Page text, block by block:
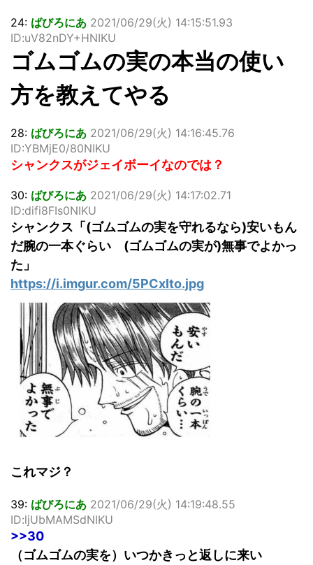
24: ばびろにあ 2021/06/29(火) 14:15:51.93
ID:uV82nDY+HNIKU
ゴムゴムの実の本当の使い
方を教えてやる
28: ばびろにあ 2021/06/29(火) 14:16:45.76
ID:YBMjE0/80NIKU
シャンクスがジェイボーイなのでは？
30: ばびろにあ 2021/06/29(火) 14:17:02.71
ID:difi8FIs0NIKU
シャンクス「(ゴムゴムの実を守れるなら)安いもん
だ腕の一本ぐらい (ゴムゴムの実が)無事でよかっ
た」
https://i.imgur.com/5PCxIto.jpg
これマジ？
39: ばびろにあ 2021/06/29(火) 14:19:48.55
ID:ljUbMAMSdNIKU
>>30
（ゴムゴムの実を）いつかきっと返しに来い